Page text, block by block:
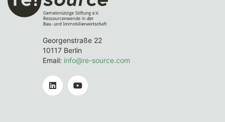
Georgenstraße 22
10117 Berlin
Email: info@re-source.com